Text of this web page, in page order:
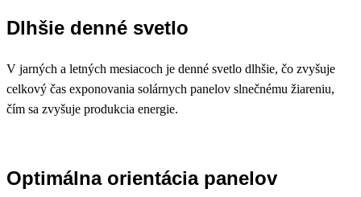
Dlhšie denné svetlo
V jarných a letných mesiacoch je denné svetlo dlhšie, čo zvyšuje
celkový čas exponovania solárnych panelov slnečnému žiareniu,
čím sa zvyšuje produkcia energie.
Optimálna orientácia panelov